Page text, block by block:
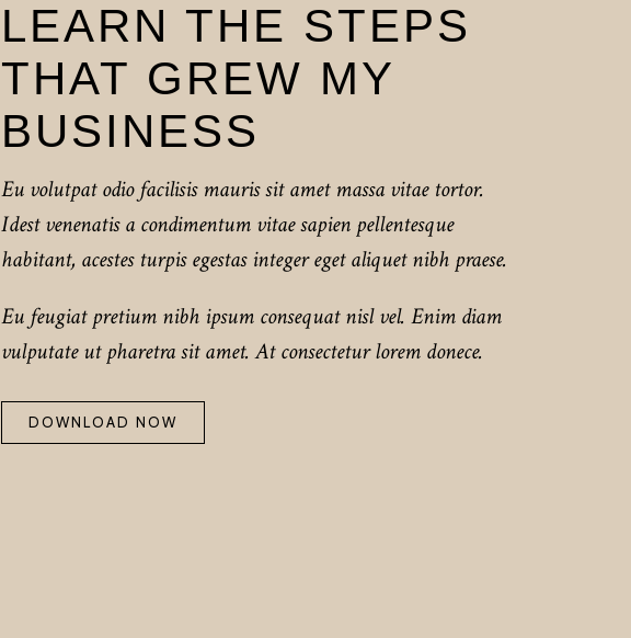
LEARN THE STEPS
THAT GREW MY
BUSINESS
Eu volutpat odio facilisis mauris sit amet massa vitae tortor.
Idest venenatis a condimentum vitae sapien pellentesque
habitant, acestes turpis egestas integer eget aliquet nibh praese.
Eu feugiat pretium nibh ipsum consequat nisl vel. Enim diam
vulputate ut pharetra sit amet. At consectetur lorem donece.
DOWNLOAD NOW